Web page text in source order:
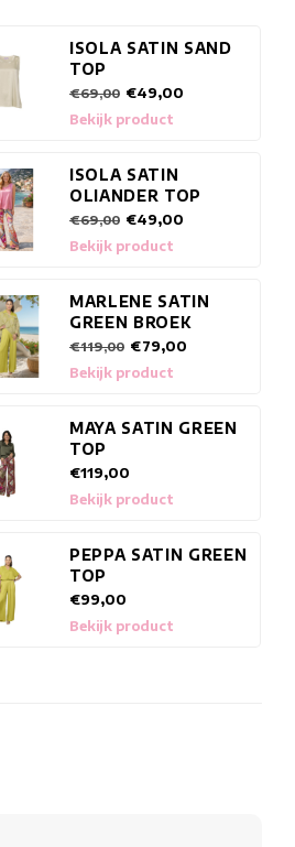
ISOLA SATIN SAND
TOP
€69,00 €49,00
Bekijk product
ISOLA SATIN
OLIANDER TOP
€69,00 €49,00
Bekijk product
MARLENE SATIN
GREEN BROEK
€119,00 €79,00
Bekijk product
MAYA SATIN GREEN
TOP
€119,00
Bekijk product
PEPPA SATIN GREEN
TOP
€99,00
Bekijk product